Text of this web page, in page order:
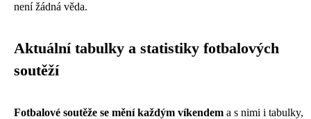
není žádná věda.
Aktuální tabulky a statistiky fotbalových
soutěží
Fotbalové soutěže se mění každým víkendem a s nimi i tabulky,